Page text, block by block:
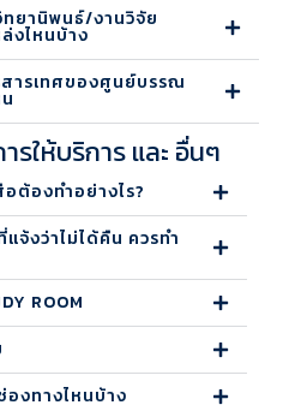
ยานิพนธ์/งานวิจัย
งไหนบ้าง
ารเทศของศูนย์บรรณ
รให้บริการ และ อื่นๆ
ต้องทำอย่างไร?
จ้งว่าไม่ได้คืน ควรทำ
ROOM
งทางไหนบ้าง